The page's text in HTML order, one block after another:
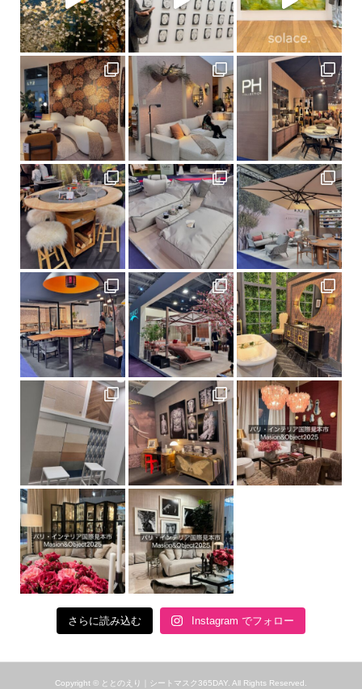
さらに読み込む Instagram でフォロー
Copyright © ととのえり｜シートマスク365DAY. All Rights Reserved.